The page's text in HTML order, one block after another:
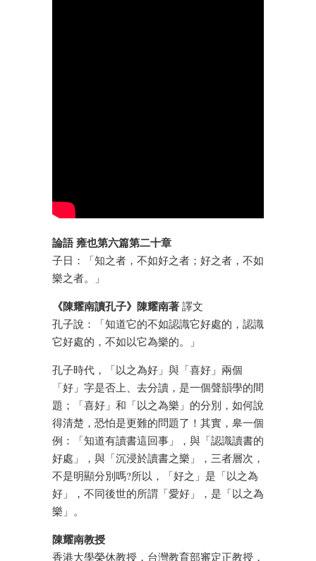
論語 雍也第六篇第二十章
子日：「知之者，不如好之者；好之者，不如
樂之者。」
《陳耀南讀孔子》陳耀南著 譯文
孔子說：「知道它的不如認識它好處的，認識
它好處的，不如以它為樂的。」
孔子時代，「以之為好」與「喜好」兩個
「好」字是否上、去分讀，是一個聲韻學的間
題；「喜好」和「以之為樂」的分別，如何說
得清楚，恐怕是更難的問題了！其實，皋一個
例：「知道有讀書這回事」，與「認識讀書的
好處」，與「沉浸於讀書之樂」，三者層次，
不是明顯分別嗎?所以，「好之」是「以之為
好」，不同後世的所謂「愛好」，是「以之為
樂」。
陳耀南教授
香港大學榮休教授，台灣教育部審定正教授，